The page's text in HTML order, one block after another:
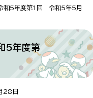
和5年度第1回 令和5年5月
5年度第
28日